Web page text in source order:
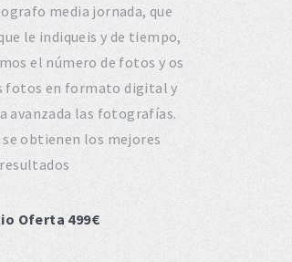
media jornada, que
le indiqueis y de tiempo,
el número de fotos y os
fotos en formato digital y
avanzada las fotografías.
se obtienen los mejores
resultados
Oferta 499€